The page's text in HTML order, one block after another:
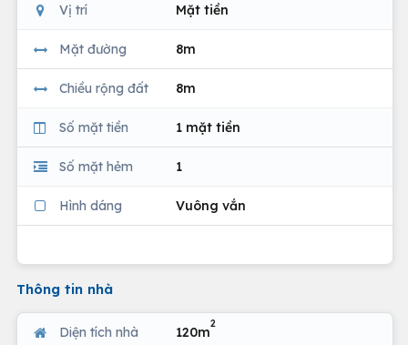
Vị trí Mặt tiền
Mặt đường 8m
Chiều rộng đất 8m
Số mặt tiền 1 mặt tiền
Số mặt hẻm 1
Hình dáng Vuông vắn
Thông tin nhà
Diện tích nhà 120m
2